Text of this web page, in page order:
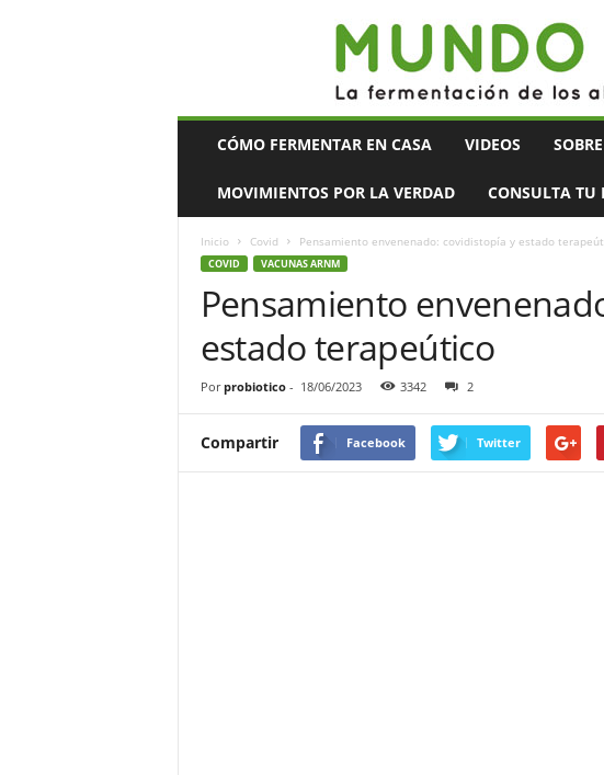
BacterianoCÓMO FERMENTAR EN CASA VIDEOS
MOVIMIENTOS POR LA VERDAD CONSULTA TU
Inicio Covid Pensamiento envenenado: covidistopía y estado
COVID VACUNAS ARNM
Pensamiento
estado terapeútico
Por probiotico- 18/06/2023 3342 2
Compartir Facebook Twitter